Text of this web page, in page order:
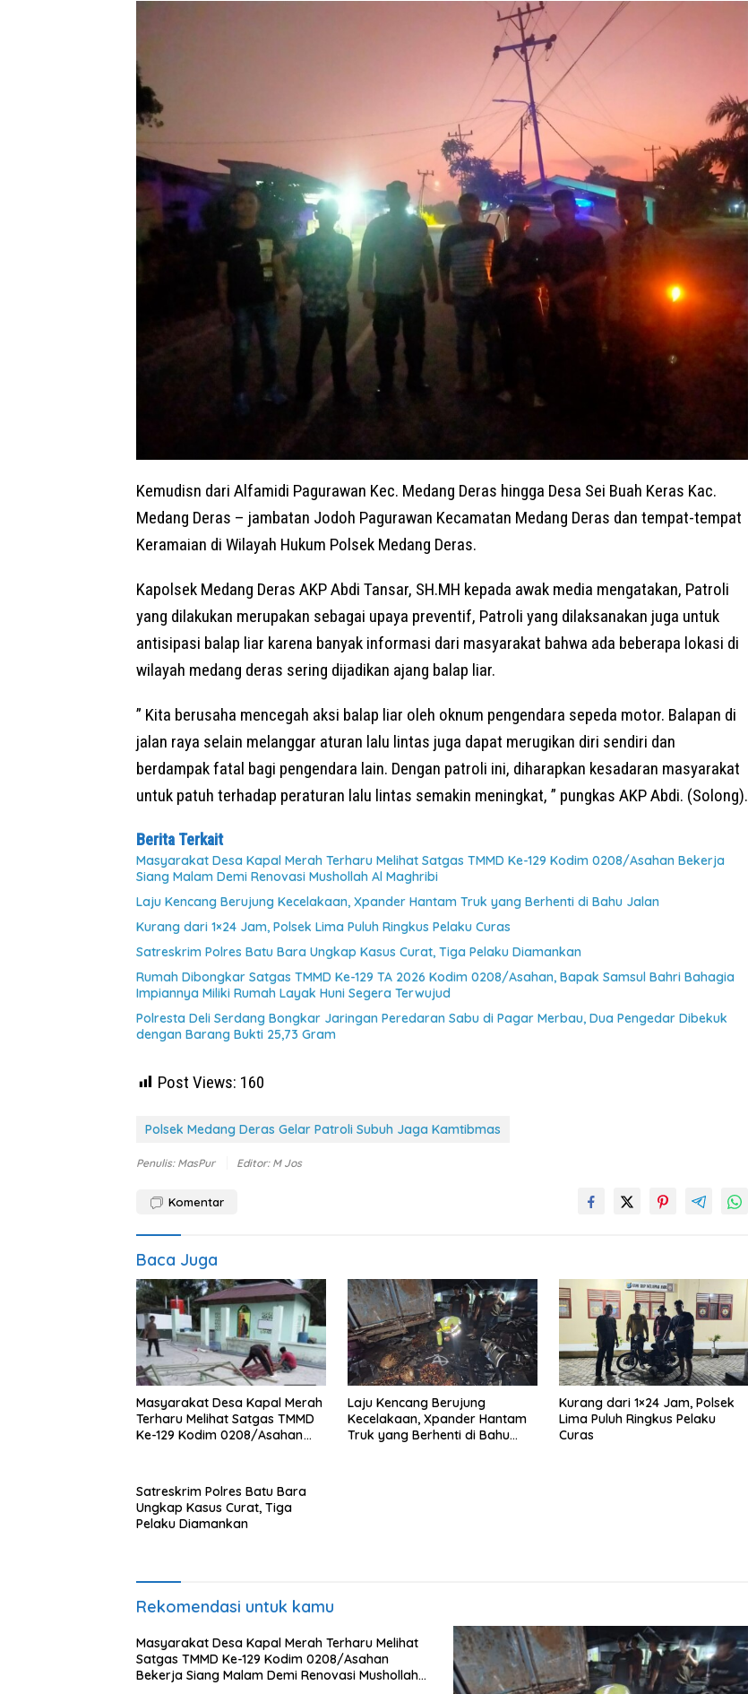
Kemudisn dari Alfamidi Pagurawan Kec. Medang Deras hingga Desa Sei Buah Keras Kac.
Medang Deras – jambatan Jodoh Pagurawan Kecamatan Medang Deras dan tempat-tempat
Keramaian di Wilayah Hukum Polsek Medang Deras.
Kapolsek Medang Deras AKP Abdi Tansar, SH.MH kepada awak media mengatakan, Patroli
yang dilakukan merupakan sebagai upaya preventif, Patroli yang dilaksanakan juga untuk
antisipasi balap liar karena banyak informasi dari masyarakat bahwa ada beberapa lokasi di
wilayah medang deras sering dijadikan ajang balap liar.
” Kita berusaha mencegah aksi balap liar oleh oknum pengendara sepeda motor. Balapan di
jalan raya selain melanggar aturan lalu lintas juga dapat merugikan diri sendiri dan
berdampak fatal bagi pengendara lain. Dengan patroli ini, diharapkan kesadaran masyarakat
untuk patuh terhadap peraturan lalu lintas semakin meningkat, ” pungkas AKP Abdi. (Solong).
Berita Terkait
Masyarakat Desa Kapal Merah Terharu Melihat Satgas TMMD Ke-129 Kodim 0208/Asahan Bekerja
Siang Malam Demi Renovasi Mushollah Al Maghribi
Laju Kencang Berujung Kecelakaan, Xpander Hantam Truk yang Berhenti di Bahu Jalan
Kurang dari 1×24 Jam, Polsek Lima Puluh Ringkus Pelaku Curas
Satreskrim Polres Batu Bara Ungkap Kasus Curat, Tiga Pelaku Diamankan
Rumah Dibongkar Satgas TMMD Ke-129 TA 2026 Kodim 0208/Asahan, Bapak Samsul Bahri Bahagia
Impiannya Miliki Rumah Layak Huni Segera Terwujud
Polresta Deli Serdang Bongkar Jaringan Peredaran Sabu di Pagar Merbau, Dua Pengedar Dibekuk
dengan Barang Bukti 25,73 Gram
Post Views: 160
Polsek Medang Deras Gelar Patroli Subuh Jaga Kamtibmas
Penulis: MasPur Editor: M Jos
Komentar
Baca Juga
Masyarakat Desa Kapal Merah
Terharu Melihat Satgas TMMD
Ke-129 Kodim 0208/Asahan
Laju Kencang Berujung
Kecelakaan, Xpander Hantam
Truk yang Berhenti di Bahu
Kurang dari 1×24 Jam, Polsek
Lima Puluh Ringkus Pelaku
Curas
Satreskrim Polres Batu Bara
Ungkap Kasus Curat, Tiga
Pelaku Diamankan
Rekomendasi untuk kamu
Masyarakat Desa Kapal Merah Terharu Melihat
Satgas TMMD Ke-129 Kodim 0208/Asahan
Bekerja Siang Malam Demi Renovasi Mushollah